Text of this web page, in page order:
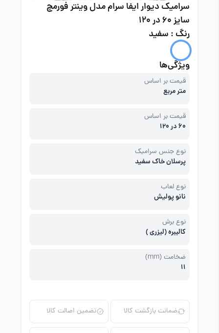
سرامیک دیوار ایفا سرام مدل وینتر فورمچ
سایز 60 در 120
رنگ : سفید
ویژگی‌ها
قیمت بر اساس
متر مربع
قیمت بر اساس
60 در 120
نوع جنس سرامیک
پرسلان خاک سفید
نوع لعاب
نانو پولیش
نوع برش
کالیبره (لیزری )
ضخامت (mm)
11
ضمانت بازگشت کالا تضمین اصالت کالا